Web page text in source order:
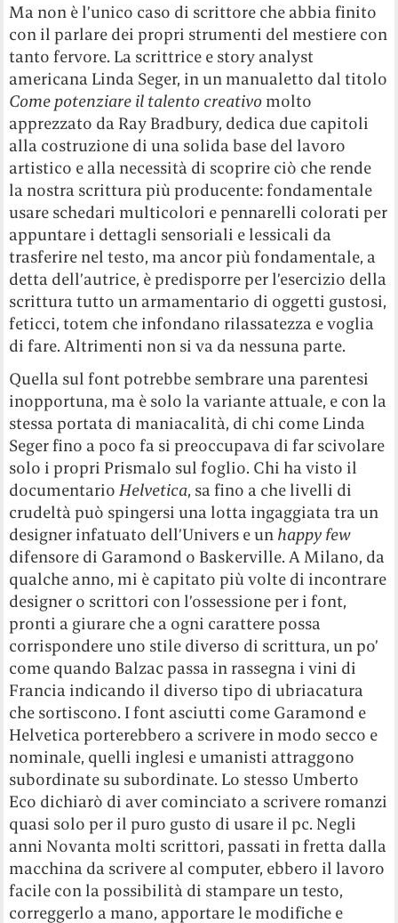
Ma non è l’unico caso di scrittore che abbia finito
con il parlare dei propri strumenti del mestiere con
tanto fervore. La scrittrice e story analyst
americana Linda Seger, in un manualetto dal titolo
Come potenziare il talento creativo molto
apprezzato da Ray Bradbury, dedica due capitoli
alla costruzione di una solida base del lavoro
artistico e alla necessità di scoprire ciò che rende
la nostra scrittura più producente: fondamentale
usare schedari multicolori e pennarelli colorati per
appuntare i dettagli sensoriali e lessicali da
trasferire nel testo, ma ancor più fondamentale, a
detta dell’autrice, è predisporre per l’esercizio della
scrittura tutto un armamentario di oggetti gustosi,
feticci, totem che infondano rilassatezza e voglia
di fare. Altrimenti non si va da nessuna parte.
Quella sul font potrebbe sembrare una parentesi
inopportuna, ma è solo la variante attuale, e con la
stessa portata di maniacalità, di chi come Linda
Seger fino a poco fa si preoccupava di far scivolare
solo i propri Prismalo sul foglio. Chi ha visto il
documentarioHelvetica, sa fino a che livelli di
crudeltà può spingersi una lotta ingaggiata tra un
designer infatuato dell’Univers e un happy few
difensore di Garamond o Baskerville. A Milano, da
qualche anno, mi è capitato più volte di incontrare
designer o scrittori con l’ossessione per i font,
pronti a giurare che a ogni carattere possa
corrispondere uno stile diverso di scrittura, un po’
come quando Balzac passa in rassegna i vini di
Francia indicando il diverso tipo di ubriacatura
che sortiscono. I font asciutti come Garamond e
Helvetica porterebbero a scrivere in modo secco e
nominale, quelli inglesi e umanisti attraggono
subordinate su subordinate. Lo stesso Umberto
Eco dichiarò di aver cominciato a scrivere romanzi
quasi solo per il puro gusto di usare il pc. Negli
anni Novanta molti scrittori, passati in fretta dalla
macchina da scrivere al computer, ebbero il lavoro
facile con la possibilità di stampare un testo,
correggerlo a mano, apportare le modifiche e